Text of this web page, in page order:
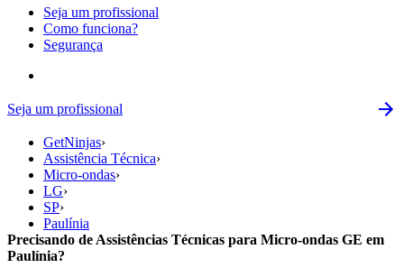
Seja um profissional
Como funciona?
Segurança
Seja um profissional
GetNinjas›
Assistência Técnica›
Micro-ondas›
LG›
SP›
Paulínia
Precisando de Assistências Técnicas para Micro-ondas GE em
Paulínia?